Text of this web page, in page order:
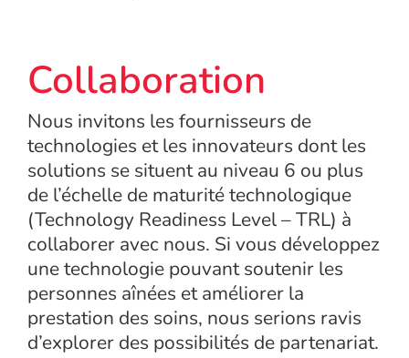
Collaboration
Nous invitons les fournisseurs de
technologies et les innovateurs dont les
solutions se situent au niveau 6 ou plus
de l’échelle de maturité technologique
(Technology Readiness Level – TRL) à
collaborer avec nous. Si vous développez
une technologie pouvant soutenir les
personnes aînées et améliorer la
prestation des soins, nous serions ravis
d’explorer des possibilités de partenariat.